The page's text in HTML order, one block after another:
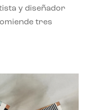
y diseñador
tres